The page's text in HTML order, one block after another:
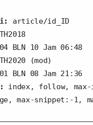
article/id_ID
TH2018
BLN 10 Jam 06:48
TH2020 (mod)
BLN 08 Jam 21:36
index, follow, max-
max-snippet:-1,